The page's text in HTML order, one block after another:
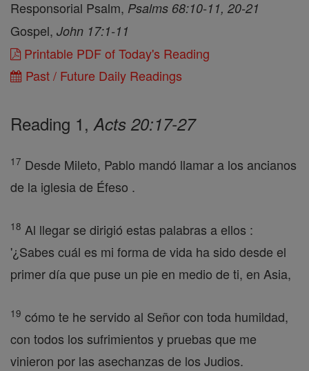
Responsorial Psalm, Psalms 68:10-11, 20-21
Gospel, John 17:1-11
Printable PDF of Today's Reading
Past / Future Daily Readings
Reading 1,Acts 20:17-27
17 Desde Mileto, Pablo mandó llamar a los ancianos
de la iglesia de Éfeso .
18 Al llegar se dirigió estas palabras a ellos :
'¿Sabes cuál es mi forma de vida ha sido desde el
primer día que puse un pie en medio de ti, en Asia,
19 cómo te he servido al Señor con toda humildad,
con todos los sufrimientos y pruebas que me
vinieron por las asechanzas de los Judios.